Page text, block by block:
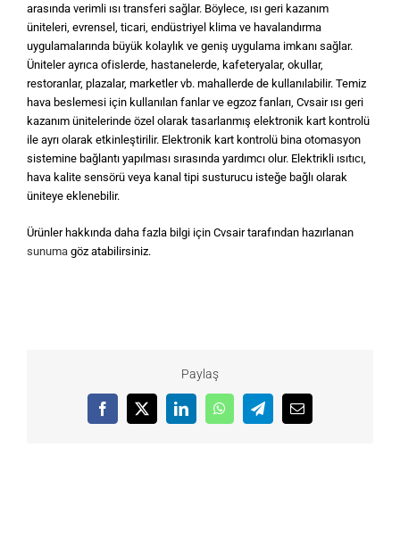
arasında verimli ısı transferi sağlar. Böylece, ısı geri kazanım
üniteleri, evrensel, ticari, endüstriyel klima ve havalandırma
uygulamalarında büyük kolaylık ve geniş uygulama imkanı sağlar.
Üniteler ayrıca ofislerde, hastanelerde, kafeteryalar, okullar,
restoranlar, plazalar, marketler vb. mahallerde de kullanılabilir. Temiz
hava beslemesi için kullanılan fanlar ve egzoz fanları, Cvsair ısı geri
kazanım ünitelerinde özel olarak tasarlanmış elektronik kart kontrolü
ile ayrı olarak etkinleştirilir. Elektronik kart kontrolü bina otomasyon
sistemine bağlantı yapılması sırasında yardımcı olur. Elektrikli ısıtıcı,
hava kalite sensörü veya kanal tipi susturucu isteğe bağlı olarak
üniteye eklenebilir.
Ürünler hakkında daha fazla bilgi için Cvsair tarafından hazırlanan
sunuma göz atabilirsiniz.
Paylaş
Facebook
X LinkedInWhatsAppTelegram
E-
posta